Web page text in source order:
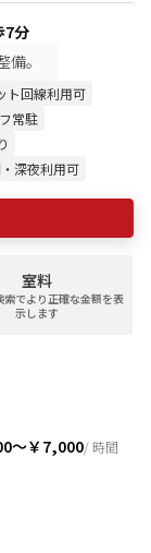
7分
。
ト回線利用可
常駐
深夜利用可
室料
索でより正確な金額を表
示します
〜￥7,000/ 時間